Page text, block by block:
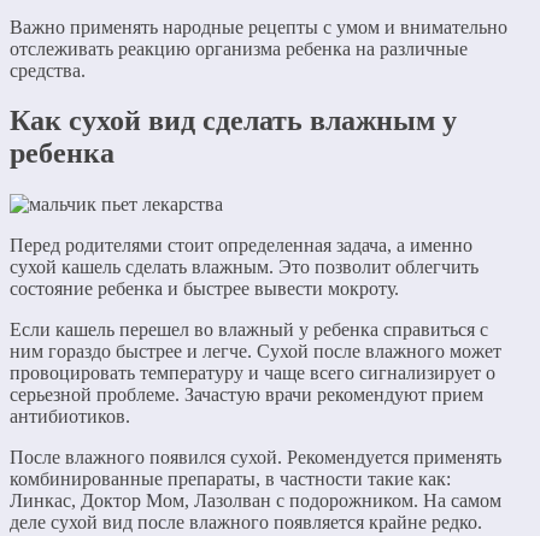
Важно применять народные рецепты с умом и внимательно
отслеживать реакцию организма ребенка на различные
средства.
Как сухой вид сделать влажным у
ребенка
Перед родителями стоит определенная задача, а именно
сухой кашель сделать влажным. Это позволит облегчить
состояние ребенка и быстрее вывести мокроту.
Если кашель перешел во влажный у ребенка справиться с
ним гораздо быстрее и легче. Сухой после влажного может
провоцировать температуру и чаще всего сигнализирует о
серьезной проблеме. Зачастую врачи рекомендуют прием
антибиотиков.
После влажного появился сухой. Рекомендуется применять
комбинированные препараты, в частности такие как:
Линкас, Доктор Мом, Лазолван с подорожником. На самом
деле сухой вид после влажного появляется крайне редко.